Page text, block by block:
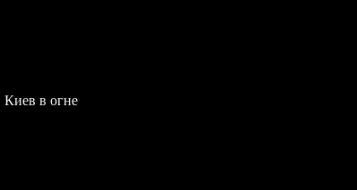
Киев в огне